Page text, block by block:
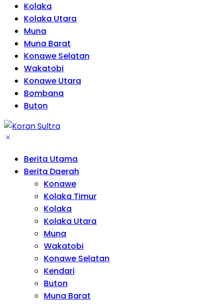
Kolaka
Kolaka Utara
Muna
Muna Barat
Konawe Selatan
Wakatobi
Konawe Utara
Bombana
Buton
Berita Utama
Berita Daerah
Konawe
Kolaka Timur
Kolaka
Kolaka Utara
Muna
Wakatobi
Konawe Selatan
Kendari
Buton
Muna Barat